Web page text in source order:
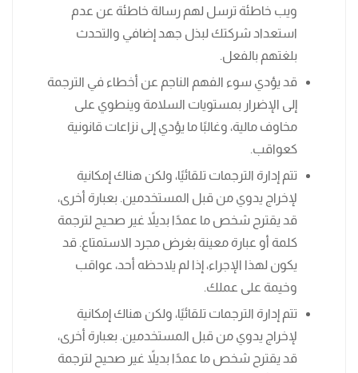
ويب خاطئة ترسل لهم رسالة خاطئة عن عدم
استعداد شركتك لبذل جهد إضافي والتحدث
بلغتهم بالفعل.
قد يؤدي سوء الفهم الناجم عن أخطاء في الترجمة
إلى الإضرار بمستويات السلامة وينطوي على
مخاوف مالية، وغالبًا ما يؤدي إلى نزاعات قانونية
كعواقب.
تتم إدارة الترجمات تلقائيًا، ولكن هناك إمكانية
لإخراج يدوي من قبل المستخدمين. بعبارة أخرى،
قد يقترح شخص ما عمدًا بديلاً غير صحيح لترجمة
كلمة أو عبارة معينة بغرض مجرد الاستمتاع. قد
يكون لهذا الإجراء، إذا لم يلاحظه أحد، عواقب
وخيمة على عملك.
تتم إدارة الترجمات تلقائيًا، ولكن هناك إمكانية
لإخراج يدوي من قبل المستخدمين. بعبارة أخرى،
قد يقترح شخص ما عمدًا بديلاً غير صحيح لترجمة